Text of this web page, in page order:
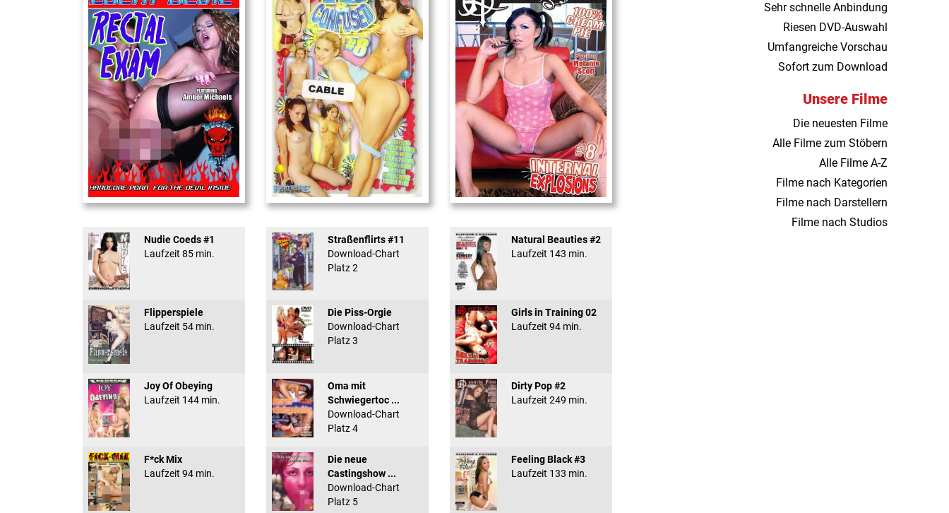
Rectal Exam
Nudie Coeds #1
Laufzeit 85 min.
Flipperspiele
Laufzeit 54 min.
Joy Of Obeying
Laufzeit 144 min.
F*ck Mix
Laufzeit 94 min.
18 And Confused #8 - ...
Straßenflirts #11
Download-Chart
Platz 2
Die Piss-Orgie
Download-Chart
Platz 3
Oma mit
Schwiegertoc ...
Download-Chart
Platz 4
Die neue
Castingshow ...
Download-Chart
Platz 5
Internal Explosionen
Natural Beauties #2
Laufzeit 143 min.
Girls in Training 02
Laufzeit 94 min.
Dirty Pop #2
Laufzeit 249 min.
Feeling Black #3
Laufzeit 133 min.
Sehr schnelle Anbindung
Riesen DVD-Auswahl
Umfangreiche Vorschau
Sofort zum Download
Unsere Filme
Die neuesten Filme
Alle Filme zum Stöbern
Alle Filme A-Z
Filme nach Kategorien
Filme nach Darstellern
Filme nach Studios